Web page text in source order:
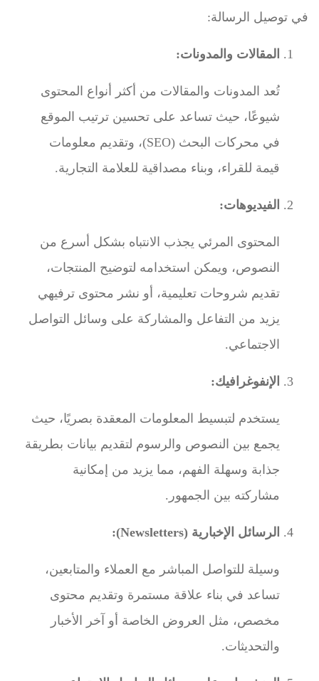
في توصيل الرسالة:
المقالات والمدونات:
تُعد المدونات والمقالات من أكثر أنواع المحتوى
شيوعًا، حيث تساعد على تحسين ترتيب الموقع
في محركات البحث (SEO)، وتقديم معلومات
قيمة للقراء، وبناء مصداقية للعلامة التجارية.
الفيديوهات:
المحتوى المرئي يجذب الانتباه بشكل أسرع من
النصوص، ويمكن استخدامه لتوضيح المنتجات،
تقديم شروحات تعليمية، أو نشر محتوى ترفيهي
يزيد من التفاعل والمشاركة على وسائل التواصل
الاجتماعي.
الإنفوغرافيك:
يستخدم لتبسيط المعلومات المعقدة بصريًا، حيث
يجمع بين النصوص والرسوم لتقديم بيانات بطريقة
جذابة وسهلة الفهم، مما يزيد من إمكانية
مشاركته بين الجمهور.
الرسائل الإخبارية (Newsletters):
وسيلة للتواصل المباشر مع العملاء والمتابعين،
تساعد في بناء علاقة مستمرة وتقديم محتوى
مخصص، مثل العروض الخاصة أو آخر الأخبار
والتحديثات.